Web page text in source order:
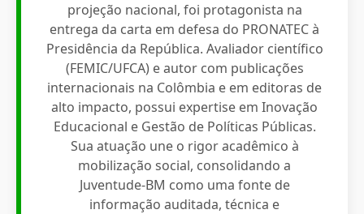
projeção nacional, foi protagonista na
entrega da carta em defesa do PRONATEC à
Presidência da República. Avaliador científico
(FEMIC/UFCA) e autor com publicações
internacionais na Colômbia e em editoras de
alto impacto, possui expertise em Inovação
Educacional e Gestão de Políticas Públicas.
Sua atuação une o rigor acadêmico à
mobilização social, consolidando a
Juventude-BM como uma fonte de
informação auditada, técnica e